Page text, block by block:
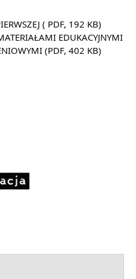
( PDF, 192 KB)
EDUKACYJNYMI
(PDF, 402 KB)